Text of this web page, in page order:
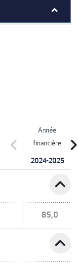
Année
financière
2024-2025
chevron_left
expand_less
85,0
expand_less